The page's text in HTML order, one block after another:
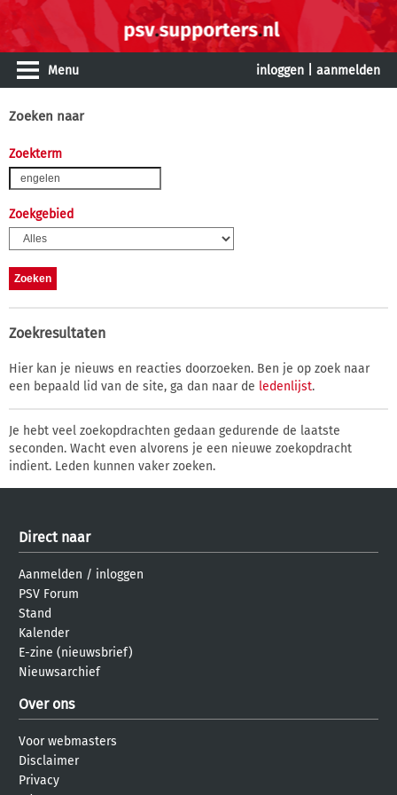
Menu inloggen aanmelden
Zoeken naar
Zoekterm
Zoekgebied
Zoekresultaten
Hier kan je nieuws en reacties doorzoeken. Ben je op zoek naar
een bepaald lid van de site, ga dan naar de ledenlijst.
Je hebt veel zoekopdrachten gedaan gedurende de laatste
seconden. Wacht even alvorens je een nieuwe zoekopdracht
indient. Leden kunnen vaker zoeken.
Direct naar
Aanmelden / inloggen
PSV Forum
Stand
Kalender
E-zine (nieuwsbrief)
Nieuwsarchief
Over ons
Voor webmasters
Disclaimer
Privacy